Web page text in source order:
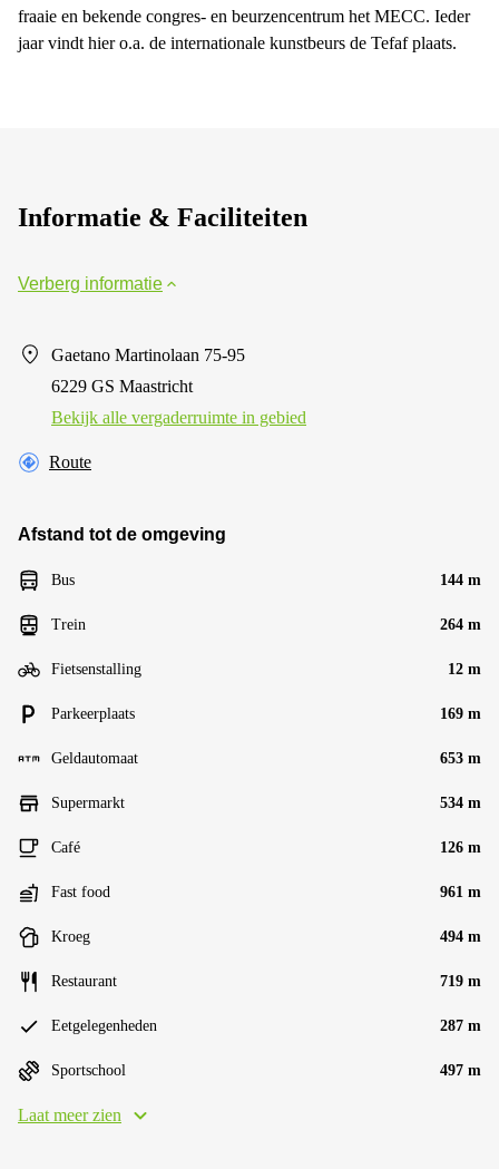
fraaie en bekende congres- en beurzencentrum het MECC. Ieder
jaar vindt hier o.a. de internationale kunstbeurs de Tefaf plaats.
Informatie & Faciliteiten
Verberg informatie
Gaetano Martinolaan 75-95
6229 GS Maastricht
Bekijk alle vergaderruimte in gebied
Route
Afstand tot de omgeving
Bus 144 m
Trein 264 m
Fietsenstalling 12 m
Parkeerplaats 169 m
Geldautomaat 653 m
Supermarkt 534 m
Café 126 m
Fast food 961 m
Kroeg 494 m
Restaurant 719 m
Eetgelegenheden 287 m
Sportschool 497 m
Laat meer zien